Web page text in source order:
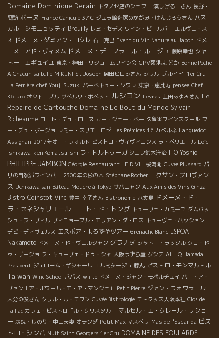
Domaine Dominique Derain キタノセ店のシェフ 中湊しげる さん 長野・
諏訪 ボーヌ France Canicule 37℃ ジュラ醸造家のかがみ・けんじろうさん パス
カル・シモニュッティ Brouilly レミ・セデス ワイン・ビールバー エルヴェ・ス
オ ドメーヌ・ダミアン・コクレ 石田克己 Event du Vin Nature au Japon ドメ
ーヌ・アド・ヴィヌム ドメーヌ・デ・フラール・ルージュ 藤原幸也 シャ
トー・エギュイユ 東京・神田・リショームワイン会 CPV菊池まどか Bonne Peche
A Chacun sa bulle MIKUNI St Joseph 岡田ヒロシさん シリル ブルイイ 1er Cru
La Perrière chef Youji Suzuki バーベキュー・ソワレ 東京・恵比寿 pensee Chef
Kôtaro オクトーブル サぺルリ・ポペット ルシヨン Leynes 上田あゆみさん Le
Repaire de Cartouche Domaine Le Bout du Monde Sylvain
Richeaume コート・デュ・ローヌ カー・ジェー・ベー 久留米ワインスクール フ
ー・デュ・ボージョ レミー・スリエ ロゼ Les Prémices 16 カベルネ Languedoc
Assignan 2017年オー・フォルト ビストロ・ヴィヴィエンヌ ラ・ペリエール Loïc
Ishikawa-ken Komatsu-shi ラ・トルトゥーガ シェフ鈴木洋治 ITO Yoshio
PHILIPPE JAMBON Géorgie Restaurant LE DIVIL 桜満開 Cuvée Plussard パ
リの自然派ワインバー 2300年の杉の木 Stéphane Rocher エクサン・プロヴァン
ス Uchikawa san Bâteau Mouche à Tokyo サバニャン Aux Amis des Vins Ginza
Bistro Coinstot Vino 豊中 幸子さん Bistronomie 八丈島 ドメーヌ・ド・
ラ・セネシャリエール コート・ド・トング キューヴェ・カミーユ ダムバッ
シュ・ラ・ヴィル ヴィニョーブル・エリアン・ダ・ロス キューヴェ・パッション
デビ・ディヴェルス エスポア・よろずやツアー Grenache Blanc ESPOA
Nakamoto ドメーヌ・ド・ヴェルシャン グラナダ シャトー・ラッソル クロ・ド
ゥ・ヴージョ ラ・キューヴェ・ドゥ・シャ 大阪うずら屋 グシテ ALLIQ Hamada
President ジェローム・ギシャール エルミタージュ 藤丸 ビストロ・モンマルトル
Taiwan Wine School ババス white ドメーヌ・ジャン・モペルチュイ バー・ア・
ヴァン「ア・ボワール・エ・ア・マンジェ」
Petit Pierre ジャン・フォワラール
大分の俊さん シリル・ル・モワン Cuvée Bistrologie モトクッス大阪本社 Clos de
Taillac カフェ・ビストロ「ル・クリスタル」
マルセル・エ・クレール・リショ
ー 炭焼・しのり・中山夫妻 オランダ Petit Max マスぺリ Mas de l'Escarida ビス
トロ・シンバ Nuit Saint Georgers 1er Cru DOMAINE DES FOULARDS